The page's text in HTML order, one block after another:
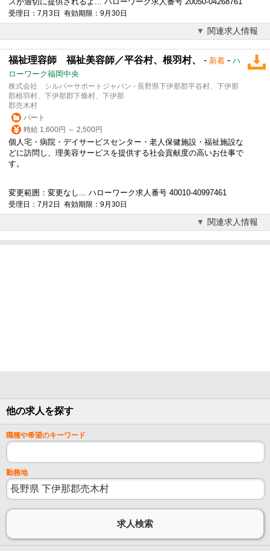
受理日：7月3日 有効期限：9月30日
関連求人情報
福祉理容師 福祉美容師／平谷村、根羽村、 - 新着 - ハ
ローワーク福岡中央
株式会社 シルバーサポートジャパン - 長野県下伊那郡平谷村、下伊那
郡根羽村、下伊那郡下條村、下伊那
郡売木村
パート
時給 1,600円 ～ 2,500円
個人宅・病院・デイサービスセンター・老人保健施設・福祉施設な
どに訪問し、理美容サービスを提供する社会貢献度の高いお仕事で
す。
変更範囲：変更なし... ハローワーク求人番号 40010-40997461
受理日：7月2日 有効期限：9月30日
関連求人情報
他の求人を探す
職種や希望のキーワード
勤務地